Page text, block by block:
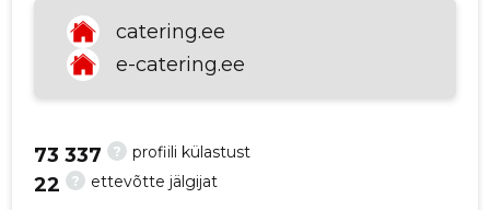
Allikas:google.com
catering.ee
e-catering.ee
? profiili külastust
73 337
? ettevõtte jälgijat
22